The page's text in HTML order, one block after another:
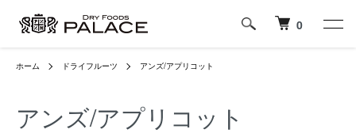
0
ホーム ドライフルーツ アンズ/アプリコット
アンズ/アプリコット